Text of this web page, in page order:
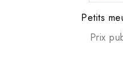
Petits
Prix